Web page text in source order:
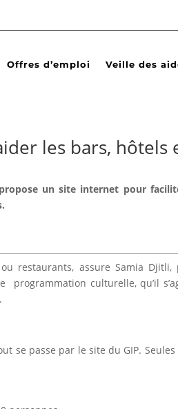
Offres d’emploi Veille des
les bars, hôtels
un site internet pour
restaurants, assure Samia Djitli,
programmation culturelle, qu’il
se passe par le site du GIP.